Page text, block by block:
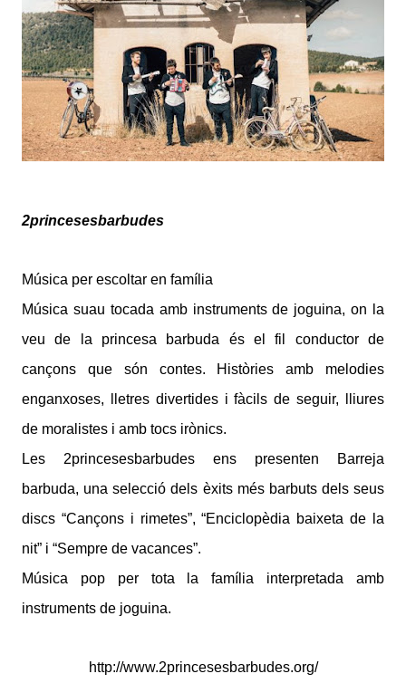
2princesesbarbudes
Música per escoltar en família
Música suau tocada amb instruments de joguina, on la
veu de la princesa barbuda és el fil conductor de
cançons que són contes. Històries amb melodies
enganxoses, lletres divertides i fàcils de seguir, lliures
de moralistes i amb tocs irònics.
Les 2princesesbarbudes ens presenten Barreja
barbuda, una selecció dels èxits més barbuts dels seus
discs “Cançons i rimetes”, “Enciclopèdia baixeta de la
nit” i “Sempre de vacances”.
Música pop per tota la família interpretada amb
instruments de joguina.
http://www.2princesesbarbudes.org/